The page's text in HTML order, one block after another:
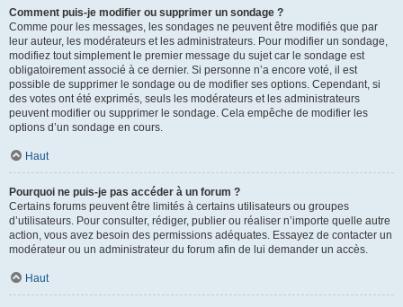
Comment puis-je modifier ou supprimer un sondage ?
Comme pour les messages, les sondages ne peuvent être modifiés que par
leur auteur, les modérateurs et les administrateurs. Pour modifier un sondage,
modifiez tout simplement le premier message du sujet car le sondage est
obligatoirement associé à ce dernier. Si personne n’a encore voté, il est
possible de supprimer le sondage ou de modifier ses options. Cependant, si
des votes ont été exprimés, seuls les modérateurs et les administrateurs
peuvent modifier ou supprimer le sondage. Cela empêche de modifier les
options d’un sondage en cours.
Haut
Pourquoi ne puis-je pas accéder à un forum ?
Certains forums peuvent être limités à certains utilisateurs ou groupes
d’utilisateurs. Pour consulter, rédiger, publier ou réaliser n’importe quelle autre
action, vous avez besoin des permissions adéquates. Essayez de contacter un
modérateur ou un administrateur du forum afin de lui demander un accès.
Haut